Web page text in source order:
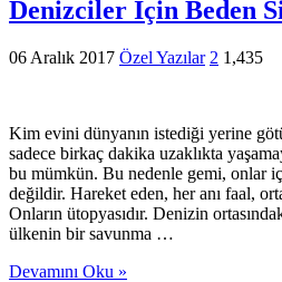
Denizciler İçin Beden
06 Aralık 2017 Özel Yazılar 2 1,435
Kim evini dünyanın istediği yerine
sadece birkaç dakika uzaklıkta
bu mümkün. Bu nedenle gemi, onlar
değildir. Hareket eden, her anı faal,
Onların ütopyasıdır. Denizin
ülkenin bir savunma …
Devamını Oku »